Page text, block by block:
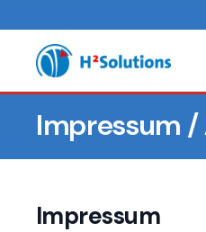
Impressum
Impressum